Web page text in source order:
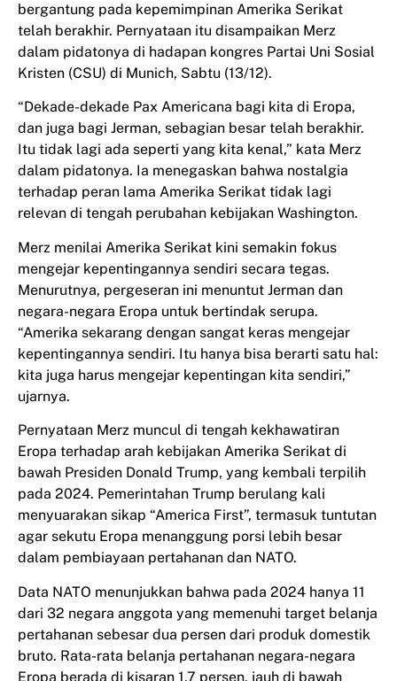
bergantung pada kepemimpinan Amerika Serikat
telah berakhir. Pernyataan itu disampaikan Merz
dalam pidatonya di hadapan kongres Partai Uni Sosial
Kristen (CSU) di Munich, Sabtu (13/12).
“Dekade-dekade Pax Americana bagi kita di Eropa,
dan juga bagi Jerman, sebagian besar telah berakhir.
Itu tidak lagi ada seperti yang kita kenal,” kata Merz
dalam pidatonya. Ia menegaskan bahwa nostalgia
terhadap peran lama Amerika Serikat tidak lagi
relevan di tengah perubahan kebijakan Washington.
Merz menilai Amerika Serikat kini semakin fokus
mengejar kepentingannya sendiri secara tegas.
Menurutnya, pergeseran ini menuntut Jerman dan
negara-negara Eropa untuk bertindak serupa.
“Amerika sekarang dengan sangat keras mengejar
kepentingannya sendiri. Itu hanya bisa berarti satu hal:
kita juga harus mengejar kepentingan kita sendiri,”
ujarnya.
Pernyataan Merz muncul di tengah kekhawatiran
Eropa terhadap arah kebijakan Amerika Serikat di
bawah Presiden Donald Trump, yang kembali terpilih
pada 2024. Pemerintahan Trump berulang kali
menyuarakan sikap “America First”, termasuk tuntutan
agar sekutu Eropa menanggung porsi lebih besar
dalam pembiayaan pertahanan dan NATO.
Data NATO menunjukkan bahwa pada 2024 hanya 11
dari 32 negara anggota yang memenuhi target belanja
pertahanan sebesar dua persen dari produk domestik
bruto. Rata-rata belanja pertahanan negara-negara
Eropa berada di kisaran 1,7 persen, jauh di bawah